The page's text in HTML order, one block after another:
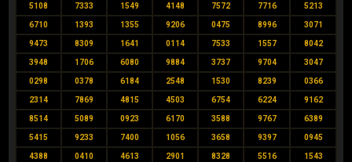
5108 7333 1549 4148 7572 7716 5213
6710 1393 1355 9206 0475 8996 3071
9473 8309 1641 0114 7533 1557 8042
3948 1706 6080 9884 3737 9704 3047
0298 0378 6184 2548 1530 8239 0366
2314 7869 4815 4503 6754 6224 9162
8514 5089 0923 6170 3588 9767 6389
5415 9233 7400 1056 3658 9397 0945
4388 0410 4613 2901 8328 5516 1543